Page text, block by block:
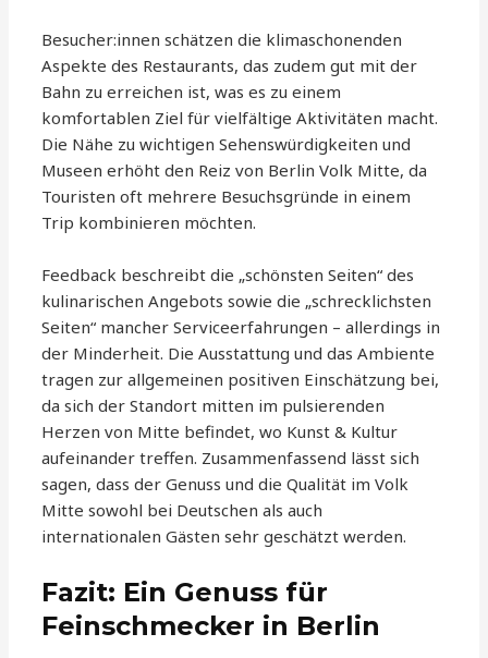
Besucher:innen schätzen die klimaschonenden
Aspekte des Restaurants, das zudem gut mit der
Bahn zu erreichen ist, was es zu einem
komfortablen Ziel für vielfältige Aktivitäten macht.
Die Nähe zu wichtigen Sehenswürdigkeiten und
Museen erhöht den Reiz von Berlin Volk Mitte, da
Touristen oft mehrere Besuchsgründe in einem
Trip kombinieren möchten.
Feedback beschreibt die „schönsten Seiten“ des
kulinarischen Angebots sowie die „schrecklichsten
Seiten“ mancher Serviceerfahrungen – allerdings in
der Minderheit. Die Ausstattung und das Ambiente
tragen zur allgemeinen positiven Einschätzung bei,
da sich der Standort mitten im pulsierenden
Herzen von Mitte befindet, wo Kunst & Kultur
aufeinander treffen. Zusammenfassend lässt sich
sagen, dass der Genuss und die Qualität im Volk
Mitte sowohl bei Deutschen als auch
internationalen Gästen sehr geschätzt werden.
Fazit: Ein Genuss für
Feinschmecker in Berlin